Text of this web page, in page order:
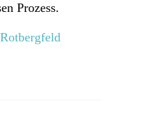
Prozess.